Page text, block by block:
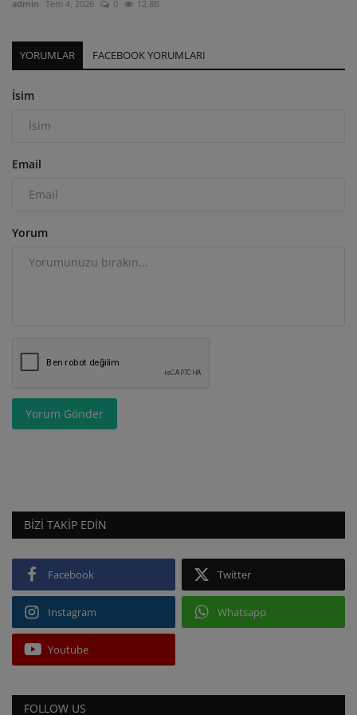
admin Tem 4, 2026 0 12.8B
YORUMLAR FACEBOOK YORUMLARI
İsim
Email
Yorum
Yorum Gönder
BIZI TAKIP EDIN
Facebook Twitter
Instagram Whatsapp
Youtube
FOLLOW US